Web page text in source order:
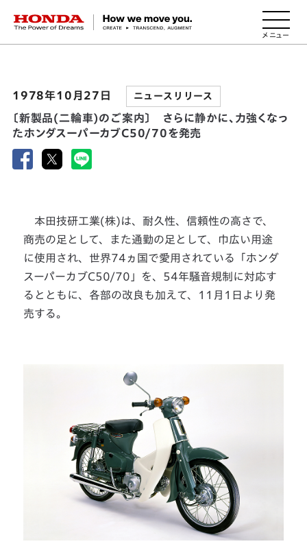
HONDA The Power of Dreams
1978年10月27日 ニュースリリース
〔新製品(二輪車)のご案内〕 さらに静かに、力強くなっ
たホンダスーパーカブC50/70を発売
本田技研工業(株)は、耐久性、信頼性の高さで、
商売の足として、また通勤の足として、巾広い用途
に使用され、世界74ヵ国で愛用されている「ホンダ
スーパーカブC50/70」を、54年騒音規制に対応す
るとともに、各部の改良も加えて、11月1日より発
売する。